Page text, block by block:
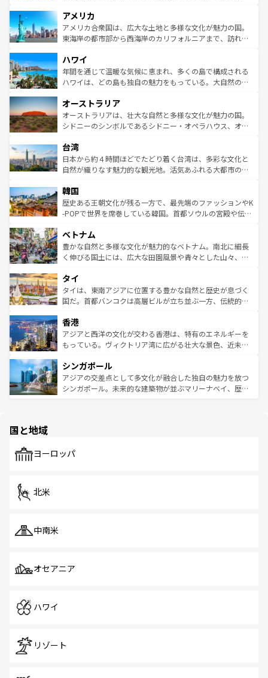
ンツ一覧を参照してほしい。
の建物がそのまま残る町や、スイスならではのユニークな
博物館もあり、アルプス観光だけでなく町歩きも満喫する
ことができる。国民の所得が高いため物価も高いが、旅行
ば市内交通費無料で観光を楽しむこともできる。 なお、新
着のスイス情報はコンテンツ一覧 を参照してほしい。
アメリカ
アメリカ合衆国は、広大な土地と多様な文化が魅力の国。
東海岸の都市部から西海岸のカリフォルニアまで、訪れる
のような巨大都市は、観光、ショッピング、エンターテイ
ンメントが詰まった刺激的なスポットだ。一方、アメリカ
西部には大自然が広がり、グランドキャニオンやイエロー
部のニューオーリンズでは、音楽と美食が融合した独特の
文化が魅力。旅行者はアメリカの各地域で異なる魅力を楽
しみながら、その多様性と豊かな歴史を感じることができ
ならではの贅沢な旅のスタイルだ。 なお、新着のアメリカ
情報はコンテンツ一覧を参照してほしい。
ハワイ
年間を通じて温暖な気候に恵まれ、多くの島で構成される
ハワイは、どの島も独自の魅力をもっている。大自然の神
ワイ島は見逃せない。また、定番の観光地といえばオアフ
島だが、静かな自然を求めるならマウイ島やカウアイ島が
おすすめ。エメラルドグリーンに輝く海をはじめ、豊かな
れるおもてなしの心で訪れる人々を迎えてくれるハワイの
人々、おいしいローカルフードやハワイアンミュージッ
ク、伝統的なフラダンスなど、すべてがハワイの魅力を彩
ワイを、存分に味わってほしい。 なお、新着のハワイ情報
はコンテンツ一覧を参照してほしい。
オーストラリア
オーストラリアは、壮大な自然と多様な文化が魅力の国。
シドニーのシンボルであるシドニー・オペラハウス、オー
リアリーフや大陸中央部にそびえるウルル（エアーズロッ
ク）、タスマニアの美しい原生林やケアンズの熱帯雨林な
ど、見どころがたくさん。また、カフェやワイン、オージ
いる。アクティビティも充実しており、サーフィンやダイ
ビング、ハイキングなど、アウトドア好きにはたまらな
い。オーストラリアの多彩な魅力を存分に味わいつくそ
参照してほしい。
台湾
日本から約４時間ほどでたどり着く台湾は、多彩な文化と
自然が織りなす魅力的な観光地。活気あふれる大都市の台
ン）、静ひつな山岳地帯である台湾東部など、都市の喧騒
と山間の静けさが共存しており、訪れる人に新しい発見と
驚きをもたらしてくれる。また、奥深い台湾の食文化も魅
容にもいいと評判のスイーツなど、バラエティ豊かな料理
が味わえる。 なお、新着の台湾情報は コンテンツ一覧を参
照してほしい。
韓国
歴史ある王朝文化が残る一方で、最先端のファッションやK
-POPで世界を席巻している韓国。首都ソウルの宮殿や伝統
き、地方に足を延ばせば四季折々の自然美を楽しむことが
できる。そして、キムチや焼肉、絶品のストリートフード
まで、さまざまな韓国料理が待っている。夜には、韓国な
リティに包まれながら、韓国の多彩な魅力を心ゆくまで味
わってみてほしい。 なお、新着の韓国情報はコンテンツ一
覧を参照してほしい。
ベトナム
豊かな自然と多様な文化が魅力的なベトナム。南北に細長
く伸びる国土には、広大な田園風景や青々とした山々、世
急速な発展と共に伝統が息づく。ハノイの古い町並みやホ
ーチミン市のフランス統治時代の建物も、独特の雰囲気を
醸し出している。また、バラエティの豊かさとおいしさで
とつ。フォーやバインミー、ベトナムコーヒーなどは、ぜ
ひ現地で味わいたい。どの地域を訪れてもあたたかい人々
が旅行者を迎えてくれるので、きっと忘れられない旅にな
参照してほしい。
タイ
タイは、東南アジアに位置する豊かな自然と歴史が息づく
国だ。首都バンコクは高層ビルが立ち並ぶ一方、伝統的な
の活気が交差している。北部ではチェンマイなどの山岳地
帯で自然と触れ合い、南部ではプーケットやクラビの美し
いビーチでリゾート気分を楽しむことができる。タイ料理
激する。気候は一年中温暖で、どの季節にも異なる楽しみ
が待っている。親しみやすいタイの人々、仏教を中心とし
た文化、そして多様な観光資源が、訪れる旅人を魅了し続
香港
アジアと西洋の文化が交わる香港は、特有のエネルギーを
もっている。ヴィクトリア湾に広がる壮大な景色、近未来
み、どこを訪れても感動するはず。観光スポットが密集し
ており、効率よく見どころを回れるのも魅力。息をのむよ
うな絶景から文化的な体験まで、香港を存分に楽しみ尽く
シンガポール
アジアの交差点として多文化が融合した独自の魅力を放つ
シンガポール。未来的な建築物が並ぶマリーナベイ、歴史
で、ホーカーズは地元の風情を楽しめる外せないスポット
国と地域
ヨーロッパ
北米
中南米
オセアニア
ハワイ
リゾート